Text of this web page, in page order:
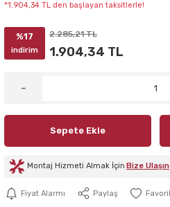
*1.904,34 TL den başlayan taksitlerle!
%17
indirim
2.285,21 TL
1.904,34 TL
Sepete Ekle
Montaj Hizmeti Almak İçin Bize Ulaşın
Fiyat Alarmı Paylaş